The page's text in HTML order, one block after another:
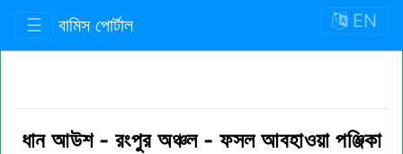
☰ বামিস পোর্টাল EN
ধান আউশ - রংপুর অঞ্চল- ফসল আবহাওয়া পঞ্জিকা